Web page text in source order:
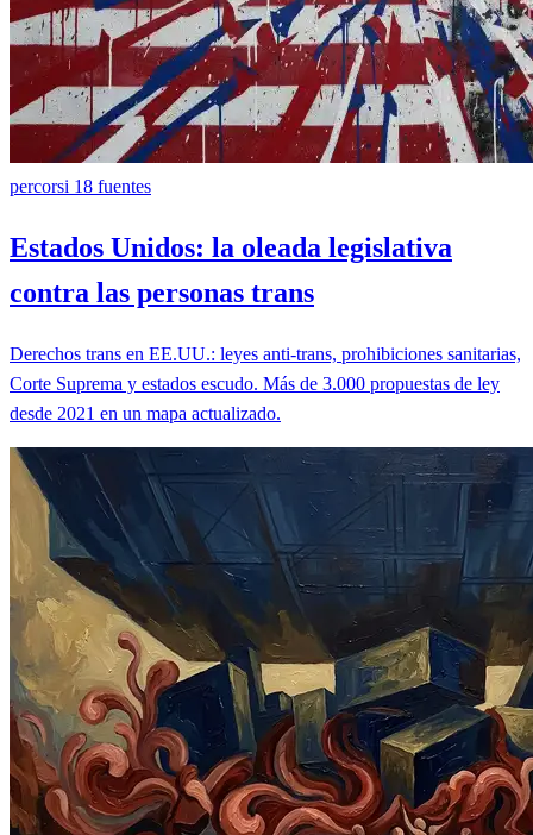
percorsi 18 fuentes
Estados Unidos: la oleada legislativa
contra las personas trans
Derechos trans en EE.UU.: leyes anti-trans, prohibiciones sanitarias,
Corte Suprema y estados escudo. Más de 3.000 propuestas de ley
desde 2021 en un mapa actualizado.